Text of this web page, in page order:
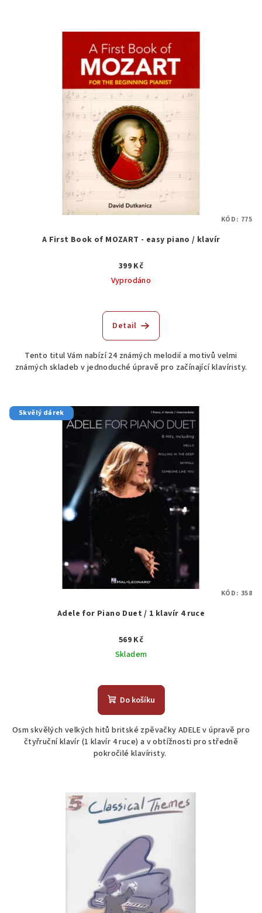
A First Book of MOZART - easy piano / klavír
399 Kč
Vyprodáno
hodnocení
produktu
z
5
Detail
Tento titul Vám nabízí 24 známých melodií a motivů velmi
známých skladeb v jednoduché úpravě pro začínající klavíristy.
KÓD: 775
Skvělý dárek
Adele for Piano Duet / 1 klavír 4 ruce
569 Kč
Skladem
hodnocení
produktu
z
5
hvězdiček.
Do košíku
Osm skvělých velkých hitů britské zpěvačky ADELE v úpravě pro
čtyřruční klavír (1 klavír 4 ruce) a v obtížnosti pro středně
pokročilé klavíristy.
KÓD: 358